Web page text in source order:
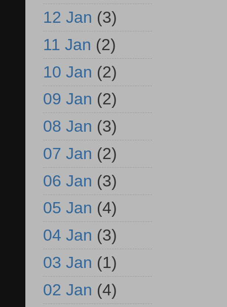
12 Jan (3)
11 Jan (2)
10 Jan (2)
09 Jan (2)
08 Jan (3)
07 Jan (2)
06 Jan (3)
05 Jan (4)
04 Jan (3)
03 Jan (1)
02 Jan (4)